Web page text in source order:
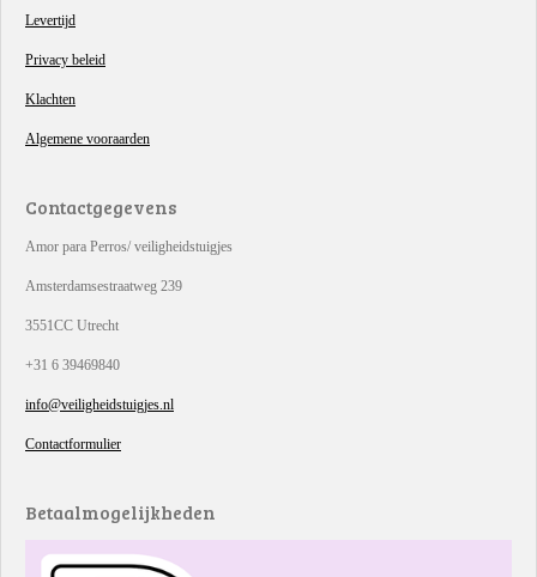
Levertijd
Privacy beleid
Klachten
Algemene vooraarden
Contactgegevens
Amor para Perros/ veiligheidstuigjes
Amsterdamsestraatweg 239
3551CC Utrecht
+31 6 39469840
info@veiligheidstuigjes.nl
Contactformulier
Betaalmogelijkheden